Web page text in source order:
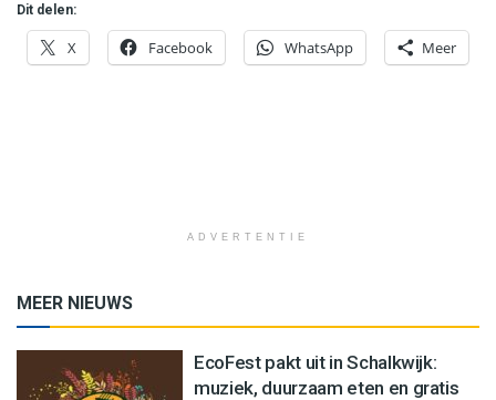
Dit delen:
X Facebook WhatsApp Meer
ADVERTENTIE
MEER NIEUWS
EcoFest pakt uit in Schalkwijk:
muziek, duurzaam eten en gratis